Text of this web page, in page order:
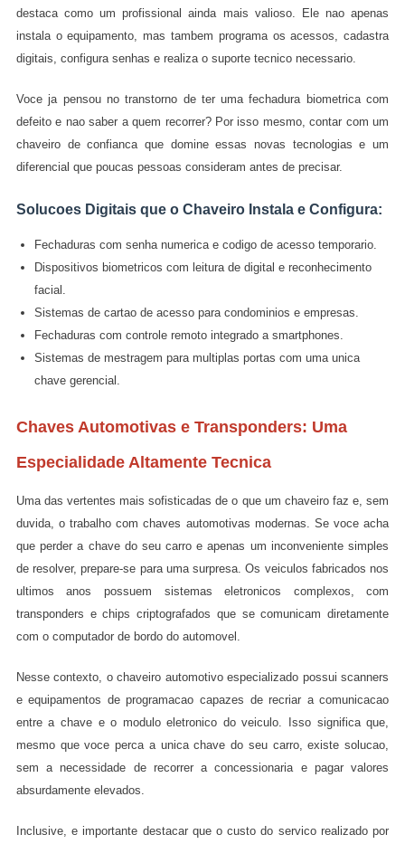
destaca como um profissional ainda mais valioso. Ele nao apenas
instala o equipamento, mas tambem programa os acessos, cadastra
digitais, configura senhas e realiza o suporte tecnico necessario.
Voce ja pensou no transtorno de ter uma fechadura biometrica com
defeito e nao saber a quem recorrer? Por isso mesmo, contar com um
chaveiro de confianca que domine essas novas tecnologias e um
diferencial que poucas pessoas consideram antes de precisar.
Solucoes Digitais que o Chaveiro Instala e Configura:
Fechaduras com senha numerica e codigo de acesso temporario.
Dispositivos biometricos com leitura de digital e reconhecimento
facial.
Sistemas de cartao de acesso para condominios e empresas.
Fechaduras com controle remoto integrado a smartphones.
Sistemas de mestragem para multiplas portas com uma unica
chave gerencial.
Chaves Automotivas e Transponders: Uma
Especialidade Altamente Tecnica
Uma das vertentes mais sofisticadas de o que um chaveiro faz e, sem
duvida, o trabalho com chaves automotivas modernas. Se voce acha
que perder a chave do seu carro e apenas um inconveniente simples
de resolver, prepare-se para uma surpresa. Os veiculos fabricados nos
ultimos anos possuem sistemas eletronicos complexos, com
transponders e chips criptografados que se comunicam diretamente
com o computador de bordo do automovel.
Nesse contexto, o chaveiro automotivo especializado possui scanners
e equipamentos de programacao capazes de recriar a comunicacao
entre a chave e o modulo eletronico do veiculo. Isso significa que,
mesmo que voce perca a unica chave do seu carro, existe solucao,
sem a necessidade de recorrer a concessionaria e pagar valores
absurdamente elevados.
Inclusive, e importante destacar que o custo do servico realizado por